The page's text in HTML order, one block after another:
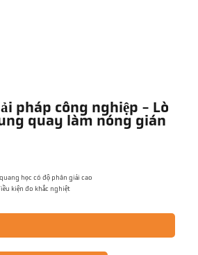
pháp công nghiệp - Lò
quay làm nóng gián
học có độ phân giải cao
kiện đo khắc nghiệt